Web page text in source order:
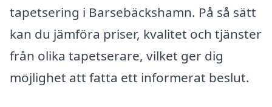
tapetsering i Barsebäckshamn. På så sätt
kan du jämföra priser, kvalitet och tjänster
från olika tapetserare, vilket ger dig
möjlighet att fatta ett informerat beslut.